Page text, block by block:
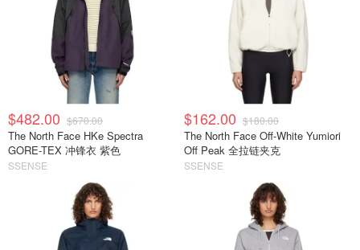
$482.00 $670.00
The North Face HKe Spectra
GORE-TEX 冲锋衣 紫色
SSENSE
$162.00 $180.00
The North Face Off-White Yumiori
Off Peak 全拉链夹克
SSENSE